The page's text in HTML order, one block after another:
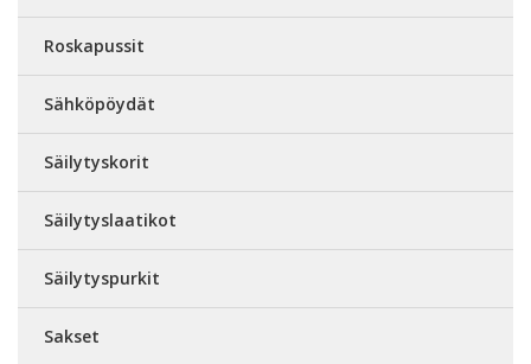
Roskapussit
Sähköpöydät
Säilytyskorit
Säilytyslaatikot
Säilytyspurkit
Sakset